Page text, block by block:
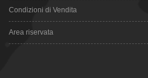
Condizioni di Vendita
Area riservata